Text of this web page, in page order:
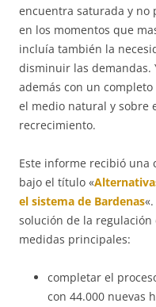
encuentra saturada y no
en los momentos que
incluía también la
disminuir las demandas.
además con un
el medio natural y sobre
recrecimiento.
Este informe recibió una
bajo el título «
el sistema de Bardenas
solución de la
medidas principales:
completar el
con 44.000 nuevas